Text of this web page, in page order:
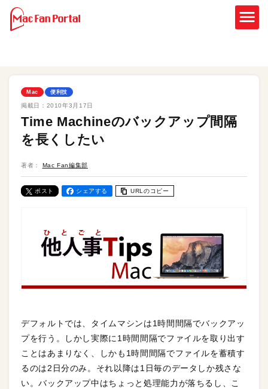
Mac 便利技
掲載日： 2010年3月17日
Time Machineのバックアップ間隔
を長くしたい
著者： Mac Fan編集部
ポスト シェアする URLのコピー
デフォルトでは、タイムマシンは1時間間隔でバックアッ
プを行う。しかし実際に1時間間隔でファイルを取り出す
ことはあまりなく、しかも1時間間隔でファイルを蓄積す
るのは2日分のみ。それ以降は1日毎のデータしか残さな
い。バックアップ中はちょっと処理能力が落ちるし、こ